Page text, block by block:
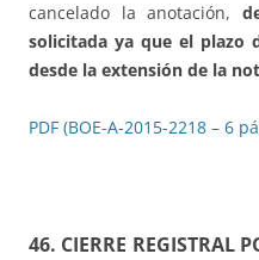
cancelado la anotación,
solicitada ya que el plazo
desde la extensión de la
PDF (BOE-A-2015-2218 – 6
46. CIERRE REGISTRAL